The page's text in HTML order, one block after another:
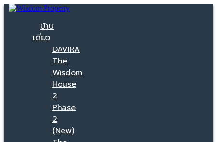
บ้าน
เดี่ยว
DAVIRA
The
Wisdom
House
2
Phase
2
(New)